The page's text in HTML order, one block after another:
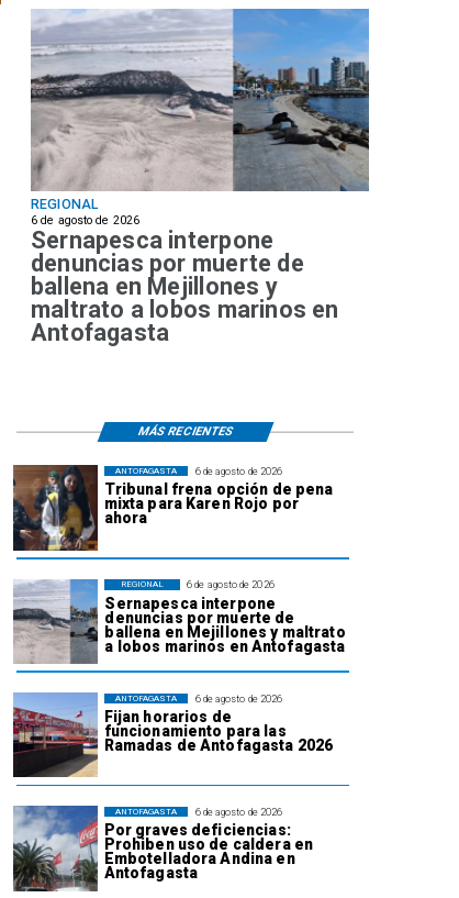
REGIONAL
6 de agosto de 2026
Sernapesca interpone
denuncias por muerte de
ballena en Mejillones y
maltrato a lobos marinos en
Antofagasta
6 de agosto de 2026
Tribunal frena opción de pena
mixta para Karen Rojo por
ahora
ANTOFAGASTA
6 de agosto de 2026
Sernapesca interpone
denuncias por muerte de
ballena en Mejillones y maltrato
a lobos marinos en Antofagasta
REGIONAL
6 de agosto de 2026
Fijan horarios de
funcionamiento para las
Ramadas de Antofagasta 2026
ANTOFAGASTA
6 de agosto de 2026
Por graves deficiencias:
Prohiben uso de caldera en
Embotelladora Andina en
Antofagasta
ANTOFAGASTA
MÁS RECIENTES